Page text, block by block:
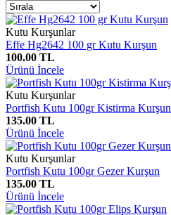
Kutu Kurşunlar
Effe Hg2642 100 gr Kutu Kurşun
100.00 TL
Ürünü İncele
Kutu Kurşunlar
Portfish Kutu 100gr Kistirma Kurşun
135.00 TL
Ürünü İncele
Kutu Kurşunlar
Portfish Kutu 100gr Gezer Kurşun
135.00 TL
Ürünü İncele